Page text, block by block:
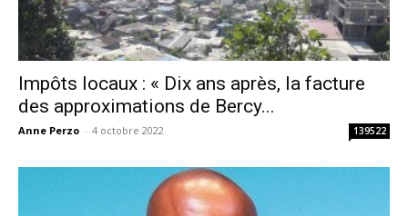
Impôts locaux : « Dix ans après, la facture
des approximations de Bercy...
Anne Perzo - 4 octobre 2022 139522